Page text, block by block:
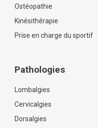
Ostéopathie
Kinésithérapie
Prise en charge du sportif
Pathologies
Lombalgies
Cervicalgies
Dorsalgies